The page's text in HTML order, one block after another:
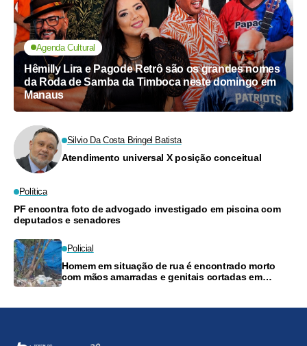
Agenda Cultural
Hêmilly Lira e Pagode Retrô são os grandes nomes
da Roda de Samba da Timboca neste domingo em
Manaus
Silvio Da Costa Bringel Batista
Atendimento universal X posição conceitual
Política
PF encontra foto de advogado investigado em piscina com
deputados e senadores
Policial
Homem em situação de rua é encontrado morto
com mãos amarradas e genitais cortadas em